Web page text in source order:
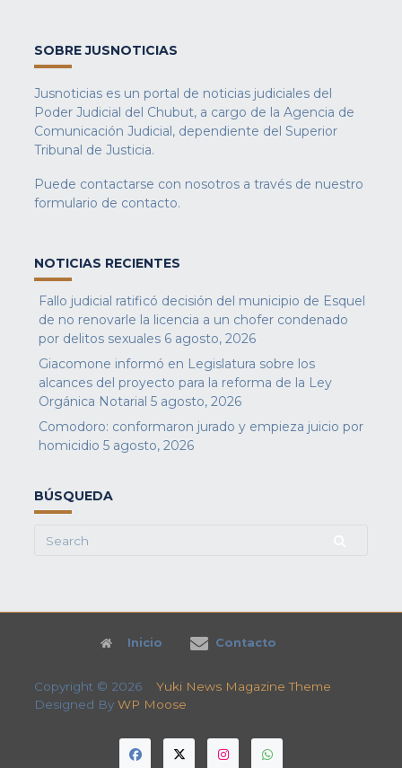
SOBRE JUSNOTICIAS
Jusnoticias es un portal de noticias judiciales del
Poder Judicial del Chubut, a cargo de la Agencia de
Comunicación Judicial, dependiente del Superior
Tribunal de Justicia.
Puede contactarse con nosotros a través de nuestro
formulario de contacto.
NOTICIAS RECIENTES
Fallo judicial ratificó decisión del municipio de Esquel
de no renovarle la licencia a un chofer condenado
por delitos sexuales 6 agosto, 2026
Giacomone informó en Legislatura sobre los
alcances del proyecto para la reforma de la Ley
Orgánica Notarial 5 agosto, 2026
Comodoro: conformaron jurado y empieza juicio por
homicidio 5 agosto, 2026
BÚSQUEDA
Search
Inicio Contacto
Copyright © 2026 Yuki News Magazine Theme
Designed By WP Moose